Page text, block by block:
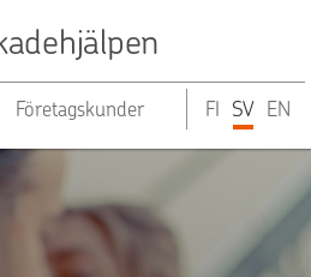
Företagskunder FI SV EN